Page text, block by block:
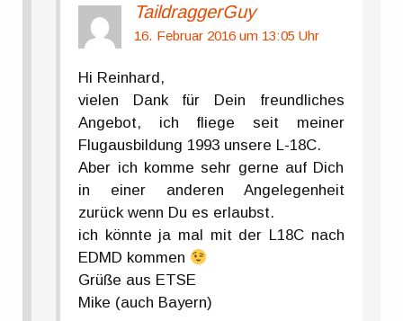
TaildraggerGuy
16. Februar 2016 um 13:05 Uhr
Hi Reinhard,
vielen Dank für Dein freundliches
Angebot, ich fliege seit meiner
Flugausbildung 1993 unsere L-18C.
Aber ich komme sehr gerne auf Dich
in einer anderen Angelegenheit
zurück wenn Du es erlaubst.
ich könnte ja mal mit der L18C nach
EDMD kommen
Grüße aus ETSE
Mike (auch Bayern)